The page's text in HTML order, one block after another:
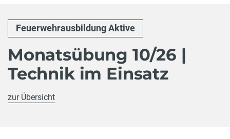
Feuerwehrausbildung Aktive
Monatsübung 10/26 |
Technik im Einsatz
zur Übersicht